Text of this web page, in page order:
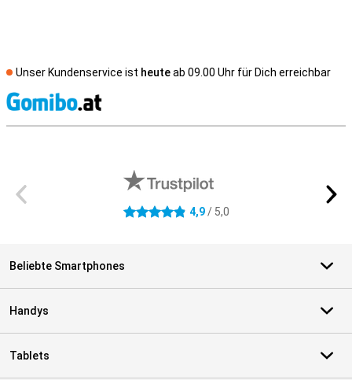
Unser Kundenservice ist heuteab 09.00 Uhr für Dich erreichbar
4.9 Sterne 4,9/ 5,0
Beliebte Smartphones
Handys
Tablets